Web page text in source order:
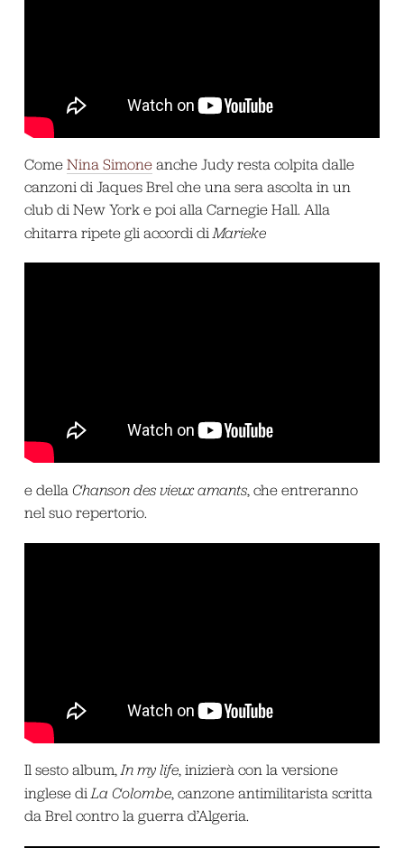
Come Nina Simoneanche Judy resta colpita dalle
canzoni di Jaques Brel che una sera ascolta in un
club di New York e poi alla Carnegie Hall. Alla
chitarra ripete gli accordi diMarieke
e della Chanson des vieux amants, che entreranno
nel suo repertorio.
Il sesto album,In my life, inizierà con la versione
inglese diLa Colombe, canzone antimilitarista scritta
da Brel contro la guerra d’Algeria.